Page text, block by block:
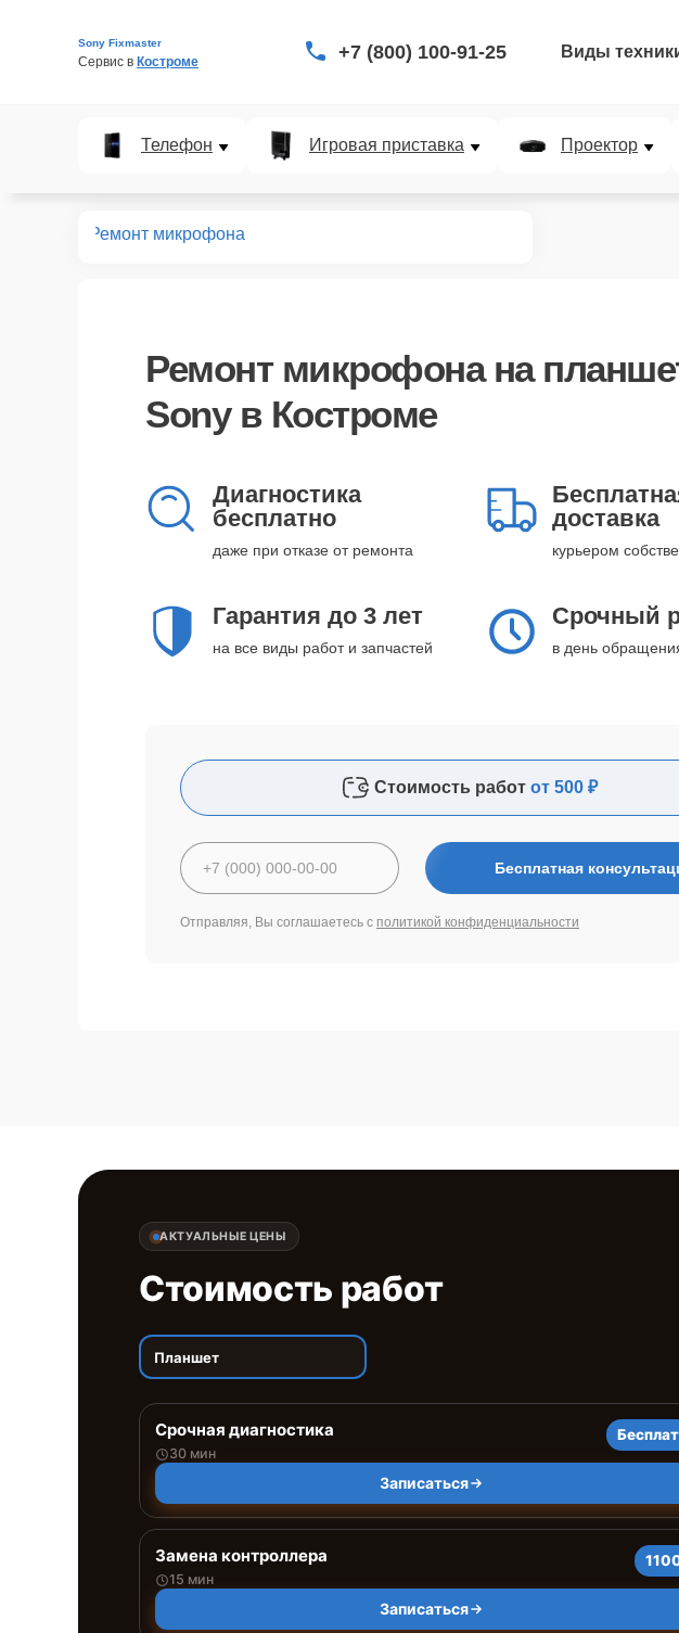
Sony Fixmaster
Сервис в Костроме +7 (800) 100-91-25 Виды
Телефон Игровая приставка Проектор
Ремонт микрофона
Ремонт микрофонана
Sony в Костроме
Диагностика
бесплатно
даже при отказе от ремонта
доставка
курьером
Гарантия до 3 лет
на все виды работ и запчастей
Срочный
в день
Стоимость работ от 500 ₽
Бесплатная
Отправляя, Вы соглашаетесь с политикой конфиденциальности
АКТУАЛЬНЫЕ ЦЕНЫ
Стоимость работ
Планшет
Срочная диагностика
30 мин
Записаться
Замена контроллера
15 мин
Записаться